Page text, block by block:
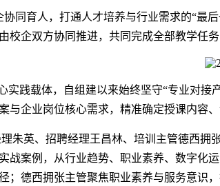
同育人，打通人才培养与行业需求的“最
校企双方协同推进，共同完成全部教学任
实践载体，自组建以来始终坚守“专业对
与企业岗位核心需求，精准确定授课内容
朱英、招聘经理王昌林、培训主管德西
战案例，从行业趋势、职业素养、数字化
；德西拥张主管聚焦职业素养与服务意识